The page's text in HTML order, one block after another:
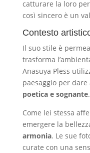
catturare la loro
così sincero è un
Contesto
Il suo stile è
trasforma
Anasuya Pless
paesaggio per
poetica e sognante.
Come lei stessa
emergere la
armonia. Le sue
curate con una